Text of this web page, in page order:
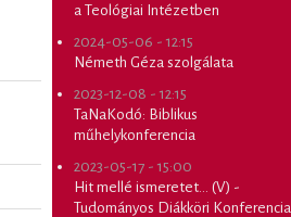
a Teológiai Intézetben
2024-05-06 - 12:15
Németh Géza szolgálata
2023-12-08 - 12:15
TaNaKodó: Biblikus
műhelykonferencia
2023-05-17 - 15:00
Hit mellé ismeretet... (V) -
Tudományos Diákköri Konferencia